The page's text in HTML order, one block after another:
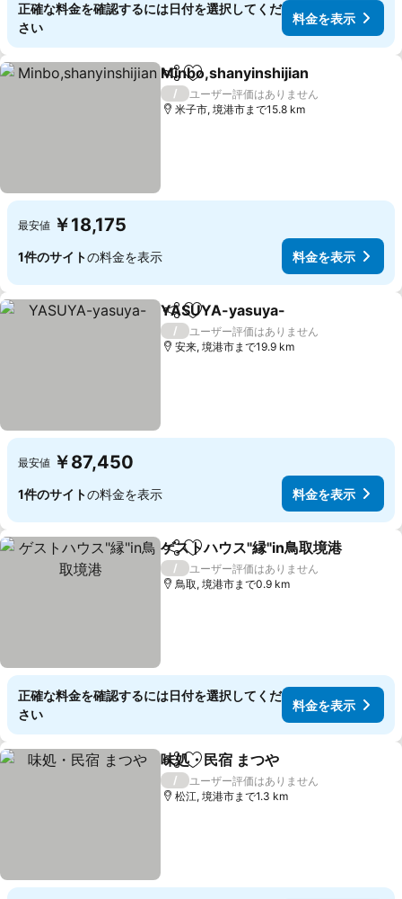
正確な料金を確認するには日付を選択してくだ
さい
料金を表示
シェアお気に入りに追加
Minbo,shanyinshijian
/
ユーザー評価はありません
米子市, 境港市まで15.8 km
最安値 ￥18,175
1件のサイトの料金を表示 料金を表示
シェアお気に入りに追加
YASUYA-yasuya-
/
ユーザー評価はありません
安来, 境港市まで19.9 km
最安値 ￥87,450
1件のサイトの料金を表示 料金を表示
シェアお気に入りに追加
ゲストハウス"縁"in鳥取境港
/
ユーザー評価はありません
鳥取, 境港市まで0.9 km
正確な料金を確認するには日付を選択してくだ
さい
料金を表示
シェアお気に入りに追加
味処・民宿 まつや
/
ユーザー評価はありません
松江, 境港市まで1.3 km